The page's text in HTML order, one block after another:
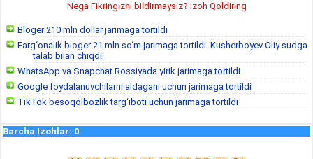
Nega Fikringizni bildirmaysiz? Izoh Qoldiring
Bloger 210 mln dollar jarimaga tortildi
Farg‘onalik bloger 21 mln so‘m jarimaga tortildi. Kusherboyev Oliy sudga
talab bilan chiqdi
WhatsApp va Snapchat Rossiyada yirik jarimaga tortildi
Google foydalanuvchilarni aldagani uchun jarimaga tortildi
TikTok besoqolbozlik targ‘iboti uchun jarimaga tortildi
Barcha Izohlar: 0